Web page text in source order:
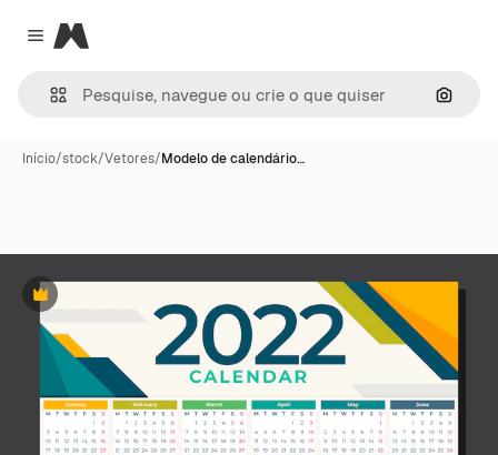
Close menu
Magnific
Início/stock/Vetores/Modelo de calendário…
Premium